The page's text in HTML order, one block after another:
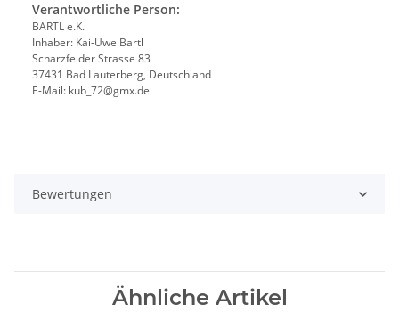
Verantwortliche Person:
BARTL e.K.
Inhaber: Kai-Uwe Bartl
Scharzfelder Strasse 83
37431 Bad Lauterberg, Deutschland
E-Mail: kub_72@gmx.de
Bewertungen
Ähnliche Artikel